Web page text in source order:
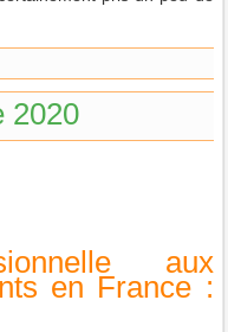
2020
aux
en France :